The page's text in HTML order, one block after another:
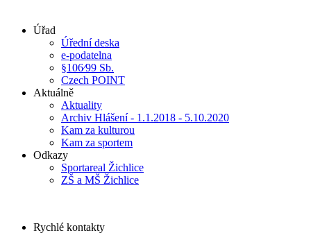
Úřad
Úřední deska
e-podatelna
§106⁄99 Sb.
Czech POINT
Aktuálně
Aktuality
Archiv Hlášení - 1.1.2018 - 5.10.2020
Kam za kulturou
Kam za sportem
Odkazy
Sportareal Žichlice
ZŠ a MŠ Žichlice
Rychlé kontakty